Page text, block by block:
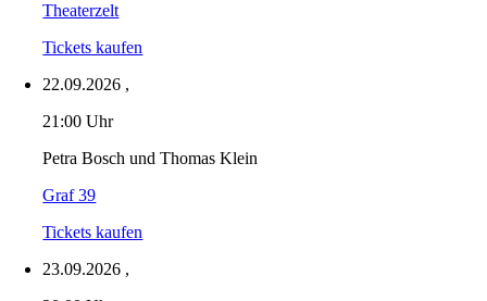
Theaterzelt
Tickets kaufen
22.09.2026 ,
21:00 Uhr
Petra Bosch und Thomas Klein
Graf 39
Tickets kaufen
23.09.2026 ,